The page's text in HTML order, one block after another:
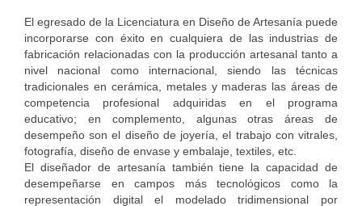
El egresado de la Licenciatura en Diseño de Artesanía puede
incorporarse con éxito en cualquiera de las industrias de
fabricación relacionadas con la producción artesanal tanto a
nivel nacional como internacional, siendo las técnicas
tradicionales en cerámica, metales y maderas las áreas de
competencia profesional adquiridas en el programa
educativo; en complemento, algunas otras áreas de
desempeño son el diseño de joyería, el trabajo con vitrales,
fotografía, diseño de envase y embalaje, textiles, etc.
El diseñador de artesanía también tiene la capacidad de
desempeñarse en campos más tecnológicos como la
representación digital el modelado tridimensional por